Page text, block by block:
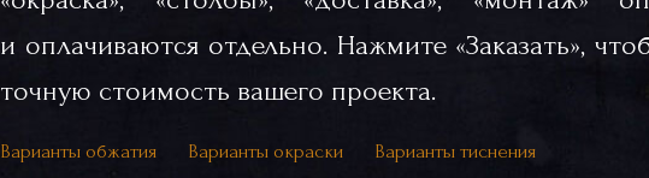
и оплачиваются отдельно. Нажмите «Заказать»,
точную стоимость вашего проекта.
Варианты обжатия Варианты окраски Варианты тиснения